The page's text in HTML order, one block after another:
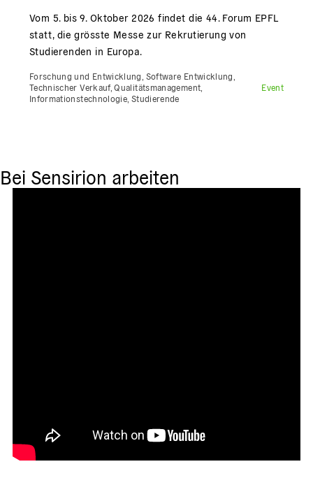
Vom 5. bis 9. Oktober 2026 findet die 44. Forum EPFL
statt, die grösste Messe zur Rekrutierung von
Studierenden in Europa.
Forschung und Entwicklung, Software Entwicklung,
Technischer Verkauf, Qualitätsmanagement,
Informationstechnologie, Studierende
Event
Bei Sensirion arbeiten